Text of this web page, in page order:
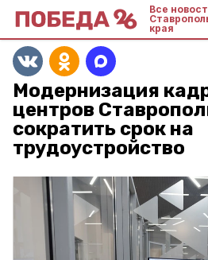
Все
края
Модернизация
центров
сократить срок на
трудоустройство